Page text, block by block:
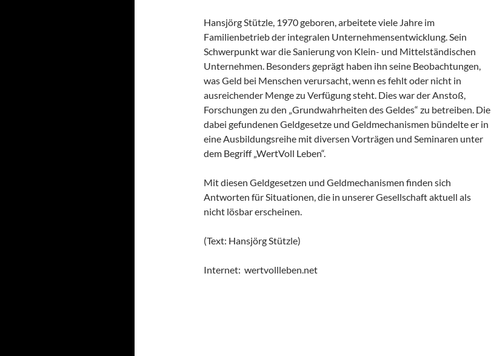
Hansjörg Stützle, 1970 geboren, arbeitete viele Jahre im
Familienbetrieb der integralen Unternehmensentwicklung. Sein
Schwerpunkt war die Sanierung von Klein- und Mittelständischen
Unternehmen. Besonders geprägt haben ihn seine Beobachtungen,
was Geld bei Menschen verursacht, wenn es fehlt oder nicht in
ausreichender Menge zu Verfügung steht. Dies war der Anstoß,
Forschungen zu den „Grundwahrheiten des Geldes“ zu betreiben. Die
dabei gefundenen Geldgesetze und Geldmechanismen bündelte er in
eine Ausbildungsreihe mit diversen Vorträgen und Seminaren unter
dem Begriff „WertVoll Leben“.
Mit diesen Geldgesetzen und Geldmechanismen finden sich
Antworten für Situationen, die in unserer Gesellschaft aktuell als
nicht lösbar erscheinen.
(Text: Hansjörg Stützle)
Internet: wertvollleben.net